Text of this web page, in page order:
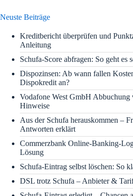
Neuste Beiträge
Kreditbericht überprüfen und
Anleitung
Schufa-Score abfragen: So geht es
Dispozinsen: Ab wann fallen
Dispokredit an?
Vodafone West GmbH Abbuchung
Hinweise
Aus der Schufa herauskommen –
Antworten erklärt
Commerzbank Online-Banking-
Lösung
Schufa-Eintrag selbst löschen: So
DSL trotz Schufa – Anbieter &